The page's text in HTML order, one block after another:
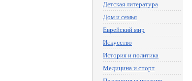
Детская литература
Дом и семья
Еврейский мир
Искусство
История и политика
Медицина и спорт